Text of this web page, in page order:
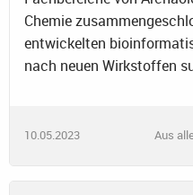
Chemie
entwickelten
nach neuen Wirkstoffen
10.05.2023 Aus